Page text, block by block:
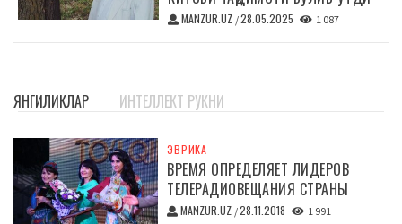
MANZUR.UZ /28.05.2025 1 087
ЯНГИЛИКЛАР ИНТЕЛЛЕКТ РУКНИ
ЭВРИКА
ВРЕМЯ ОПРЕДЕЛЯЕТ ЛИДЕРОВ
ТЕЛЕРАДИОВЕЩАНИЯ СТРАНЫ
MANZUR.UZ /28.11.2018 1 991